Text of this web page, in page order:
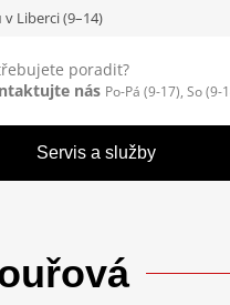
v Liberci (9–14)
poradit?
nás Po-Pá (9-17), So (9-
Servis a služby